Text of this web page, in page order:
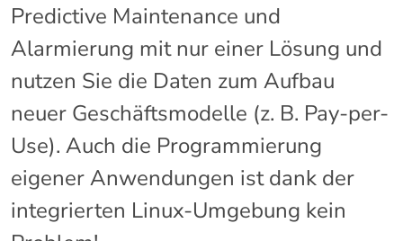
Predictive Maintenance und
Alarmierung mit nur einer Lösung und
nutzen Sie die Daten zum Aufbau
neuer Geschäftsmodelle (z. B. Pay-per-
Use). Auch die Programmierung
eigener Anwendungen ist dank der
integrierten Linux-Umgebung kein